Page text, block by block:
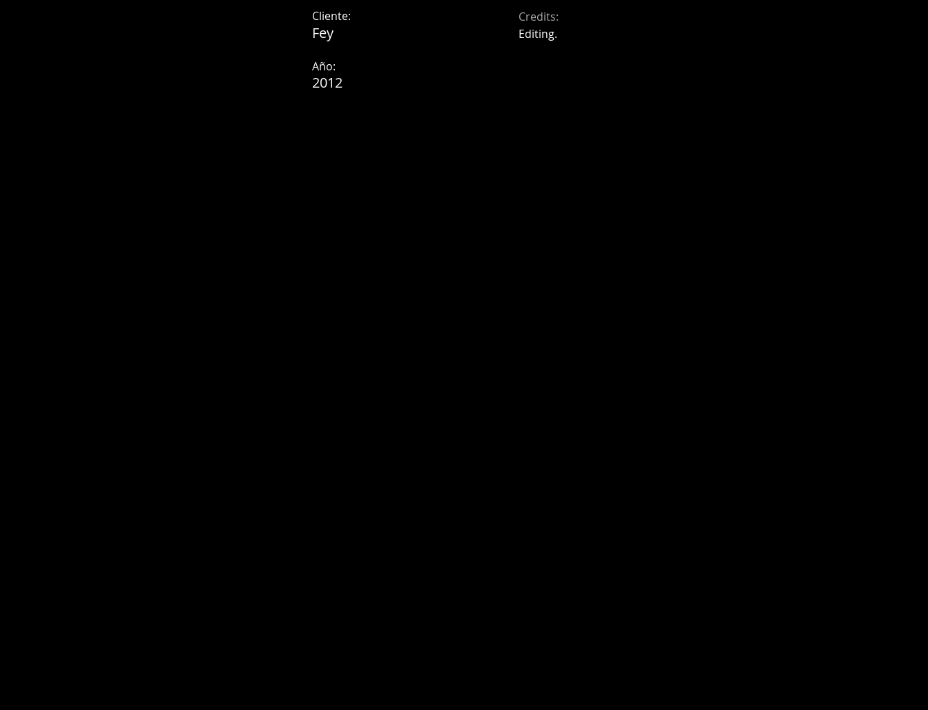
Cliente:
Fey
Año:
2012
Credits:
Editing.